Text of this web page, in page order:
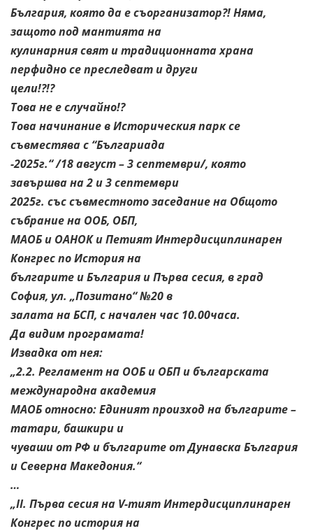
България, която да е съорганизатор?! Няма,
защото под мантията на
кулинарния свят и традиционната храна
перфидно се преследват и други
цели!?!?
Това не е случайно!?
Това начинание в Историческия парк се
съвместява с “Българиада
-2025г.“ /18 август – 3 септември/, която
завършва на 2 и 3 септември
2025г. със съвместното заседание на Общото
събрание на ООБ, ОБП,
МАОБ и ОАНОК и Петият Интердисциплинарен
Конгрес по История на
българите и България и Първа сесия, в град
София, ул. „Позитано“ №20 в
залата на БСП, с начален час 10.00часа.
Да видим програмата!
Извадка от нея:
„2.2. Регламент на ООБ и ОБП и българската
международна академия
МАОБ относно: Единият произход на българите –
татари, башкири и
чуваши от РФ и българите от Дунавска България
и Северна Македония.“
…
„ІІ. Първа сесия на V-тият Интердисциплинарен
Конгрес по история на